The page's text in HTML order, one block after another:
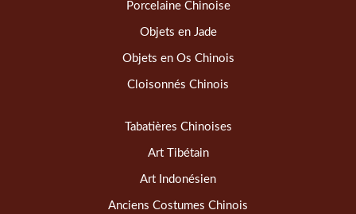
Porcelaine Chinoise
Objets en Jade
Objets en Os Chinois
Cloisonnés Chinois
Tabatières Chinoises
Art Tibétain
Art Indonésien
Anciens Costumes Chinois